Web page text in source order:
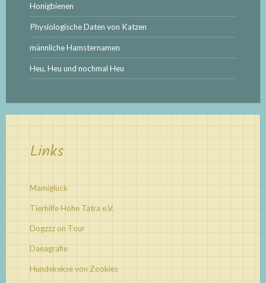
Honigbienen
Physiologische Daten von Katzen
männliche Hamsternamen
Heu, Heu und nochmal Heu
Links
Mamiglück
Tierhilfe Hohe Tatra e.V.
Dogzzz on Tour
Danagrafie
Hundekekse von Zookies